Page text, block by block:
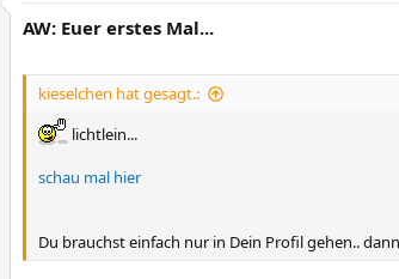
AW: Euer erstes Mal...
kieselchen hat gesagt.:
lichtlein...
schau mal hier
Du brauchst einfach nur in Dein Profil gehen..